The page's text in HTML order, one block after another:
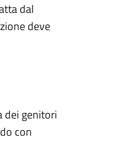
dal
deve
dei genitori
con